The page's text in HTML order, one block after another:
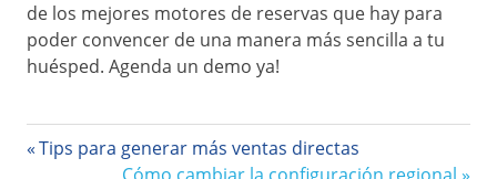
de los mejores motores de reservas que hay para
poder convencer de una manera más sencilla a tu
huésped. Agenda un demo ya!
Navegación
Entrada
Tips para generar más ventas directas
Siguiente